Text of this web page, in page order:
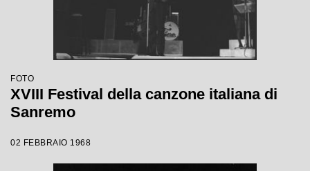
FOTO
XVIII Festival della canzone italiana di
Sanremo
02 FEBBRAIO 1968